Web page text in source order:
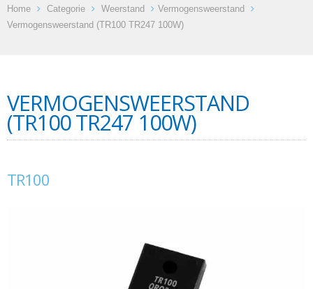
Home Categorie Weerstand
Vermogensweerstand
Vermogensweerstand (TR100 TR247 100W)
VERMOGENSWEERSTAND
(TR100 TR247 100W)
TR100